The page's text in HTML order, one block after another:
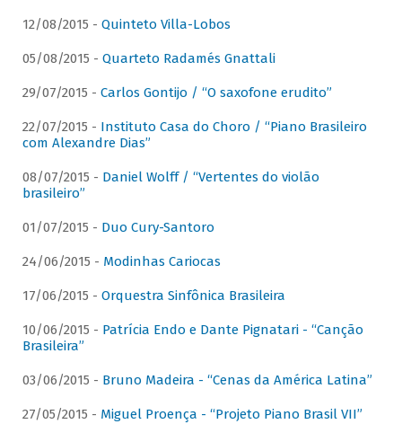
12/08/2015 - Quinteto Villa-Lobos
05/08/2015 - Quarteto Radamés Gnattali
29/07/2015 - Carlos Gontijo / “O saxofone erudito”
22/07/2015 - Instituto Casa do Choro / “Piano Brasileiro
com Alexandre Dias”
08/07/2015 - Daniel Wolff / “Vertentes do violão
brasileiro”
01/07/2015 - Duo Cury-Santoro
24/06/2015 - Modinhas Cariocas
17/06/2015 - Orquestra Sinfônica Brasileira
10/06/2015 - Patrícia Endo e Dante Pignatari - “Canção
Brasileira”
03/06/2015 - Bruno Madeira - “Cenas da América Latina”
27/05/2015 - Miguel Proença - “Projeto Piano Brasil VII”